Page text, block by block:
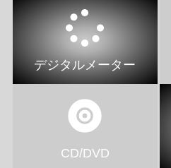
デジタルメーター
CD/DVD